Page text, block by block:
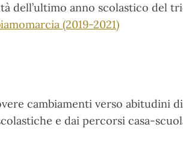
dell’ultimo anno scolastico del
(2019-2021)
cambiamenti verso abitudini
e dai percorsi casa-